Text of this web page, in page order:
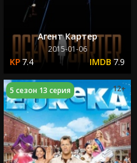
Агент Картер
2015-01-06
7.4 7.9
5 сезон 13 серия 12+